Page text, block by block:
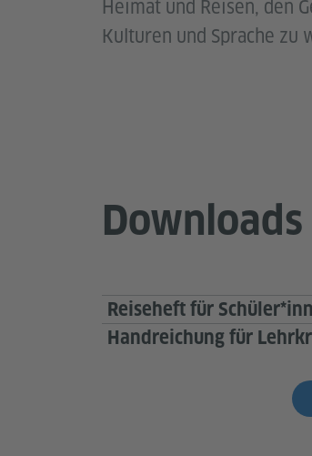
Heimat und Reisen, den
Kulturen und Sprache zu
Downloads
Reiseheft für
Handreichung für